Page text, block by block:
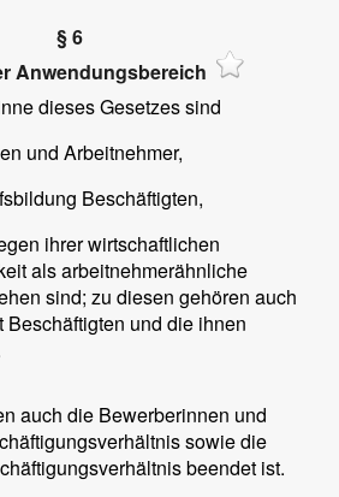
§ 6
Anwendungsbereich
dieses Gesetzes sind
und Arbeitnehmer,
Beschäftigten,
ihrer wirtschaftlichen
als arbeitnehmerähnliche
sind; zu diesen gehören auch
und die ihnen
auch die Bewerberinnen und
sowie die
beendet ist.